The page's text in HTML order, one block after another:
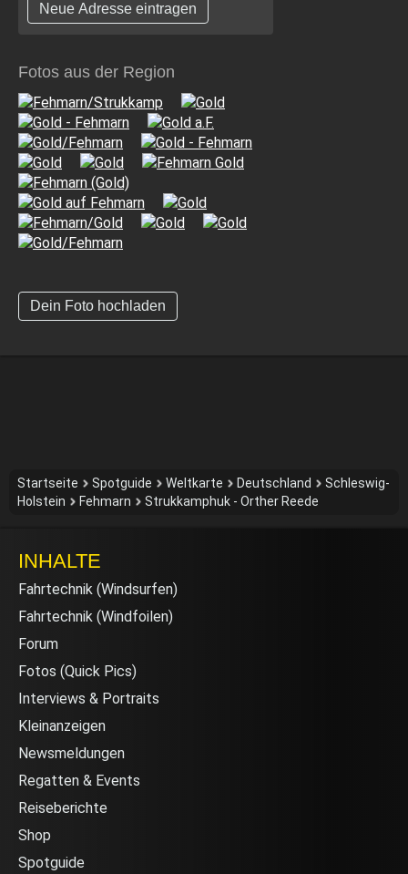
Neue Adresse eintragen
Fotos aus der Region
Dein Foto hochladen
Startseite Spotguide Weltkarte Deutschland
Schleswig-
Holstein
Fehmarn Strukkamphuk - Orther Reede
INHALTE
Fahrtechnik (Windsurfen)
Fahrtechnik (Windfoilen)
Forum
Fotos (Quick Pics)
Interviews & Portraits
Kleinanzeigen
Newsmeldungen
Regatten & Events
Reiseberichte
Shop
Spotguide